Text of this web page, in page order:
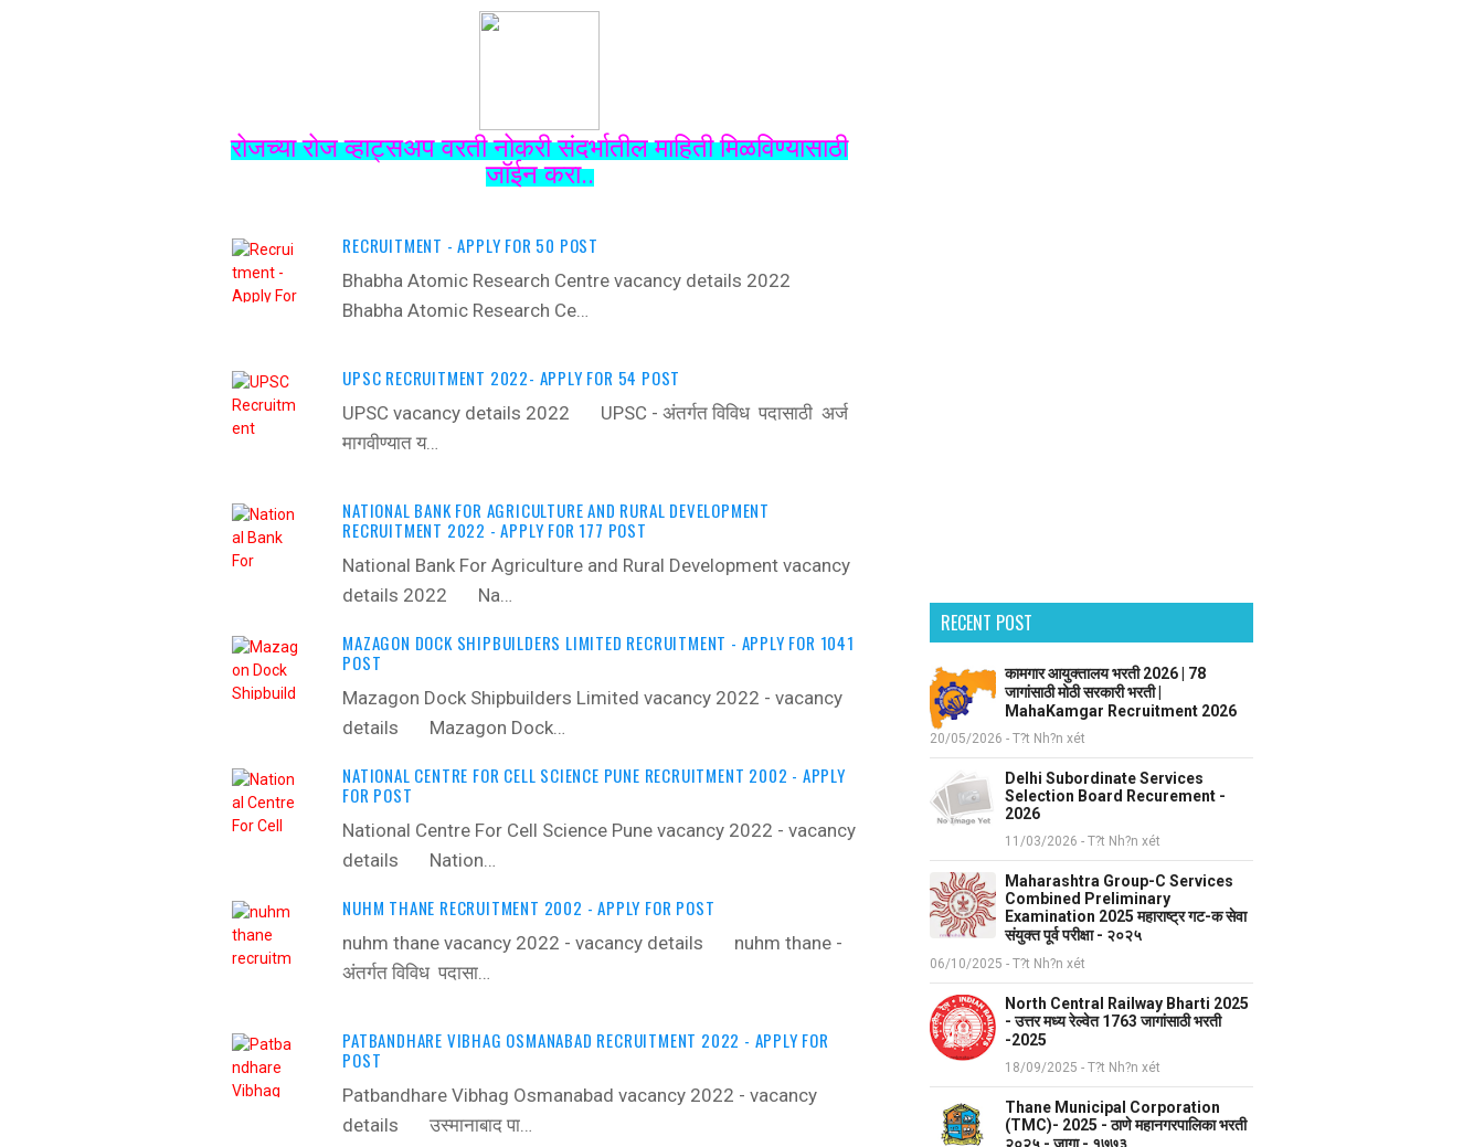
रोजच्या रोज व्हाट्सअप वरती नोकरी संदर्भातील माहिती मिळविण्यासाठी
जॉईन करा..
RECRUITMENT - APPLY FOR 50 POST
Bhabha Atomic Research Centre vacancy details 2022 ‍
Bhabha Atomic Research Ce…
UPSC RECRUITMENT 2022- APPLY FOR 54 POST
UPSC vacancy details 2022 ‍ UPSC - अंतर्गत विविध पदासाठी अर्ज
मागवीण्‍यात य…
NATIONAL BANK FOR AGRICULTURE AND RURAL DEVELOPMENT
RECRUITMENT 2022 - APPLY FOR 177 POST
National Bank For Agriculture and Rural Development vacancy
details 2022 ‍ Na…
MAZAGON DOCK SHIPBUILDERS LIMITED RECRUITMENT - APPLY FOR 1041
POST
Mazagon Dock Shipbuilders Limited vacancy 2022 - vacancy
details ‍ Mazagon Dock…
NATIONAL CENTRE FOR CELL SCIENCE PUNE RECRUITMENT 2002 - APPLY
FOR POST
National Centre For Cell Science Pune vacancy 2022 - vacancy
details ‍ Nation…
NUHM THANE RECRUITMENT 2002 - APPLY FOR POST
nuhm thane vacancy 2022 - vacancy details ‍ nuhm thane -
अंतर्गत विविध पदासा…
PATBANDHARE VIBHAG OSMANABAD RECRUITMENT 2022 - APPLY FOR
POST
Patbandhare Vibhag Osmanabad vacancy 2022 - vacancy
details ‍ उस्मानाबाद पा…
RECENT POST
कामगार आयुक्तालय भरती 2026 | 78
जागांसाठी मोठी सरकारी भरती |
MahaKamgar Recruitment 2026
20/05/2026 - T?t Nh?n xét
Delhi Subordinate Services
Selection Board Recurement -
2026
11/03/2026 - T?t Nh?n xét
Maharashtra Group-C Services
Combined Preliminary
Examination 2025 महाराष्ट्र गट-क सेवा
संयुक्त पूर्व परीक्षा - २०२५
06/10/2025 - T?t Nh?n xét
North Central Railway Bharti 2025
- उत्तर मध्य रेल्वेत 1763 जागांसाठी भरती
-2025
18/09/2025 - T?t Nh?n xét
Thane Municipal Corporation
(TMC)- 2025 - ठाणे महानगरपालिका भरती